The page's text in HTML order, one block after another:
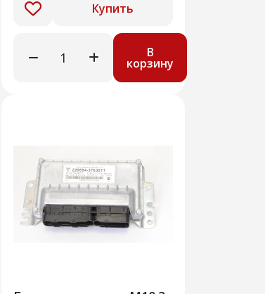
Купить
В
корзину